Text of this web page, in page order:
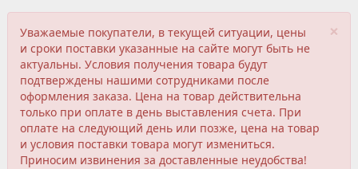
×
Уважаемые покупатели, в текущей ситуации, цены
и сроки поставки указанные на сайте могут быть не
актуальны. Условия получения товара будут
подтверждены нашими сотрудниками после
оформления заказа. Цена на товар действительна
только при оплате в день выставления счета. При
оплате на следующий день или позже, цена на товар
и условия поставки товара могут измениться.
Приносим извинения за доставленные неудобства!